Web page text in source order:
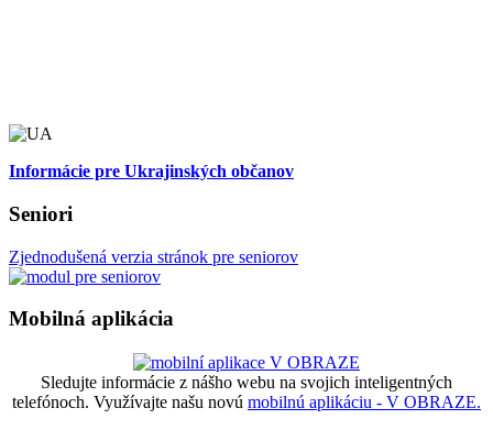
Informácie pre Ukrajinských občanov
Seniori
Zjednodušená verzia stránok pre seniorov
Mobilná aplikácia
Sledujte informácie z nášho webu na svojich inteligentných
telefónoch. Využívajte našu novú mobilnú aplikáciu - V OBRAZE.